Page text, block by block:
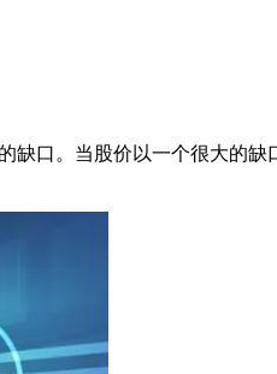
缺口。当股价以一个很大的